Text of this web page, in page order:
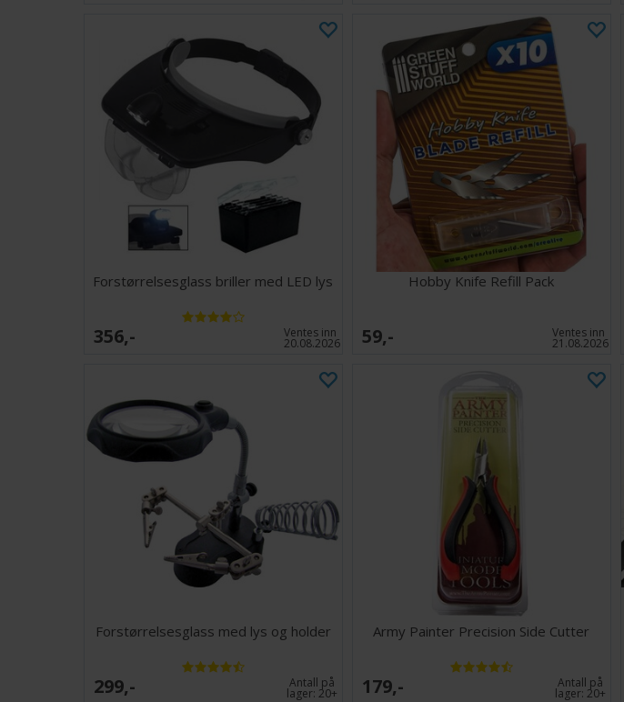
Forstørrelsesglass briller med LED lys
356,- Ventes inn
20.08.2026
Hobby Knife Refill Pack
59,- Ventes inn
21.08.2026
Forstørrelsesglass med lys og holder
299,- Antall på
lager:20+
Army Painter Precision Side Cutter
179,- Antall på
lager:20+